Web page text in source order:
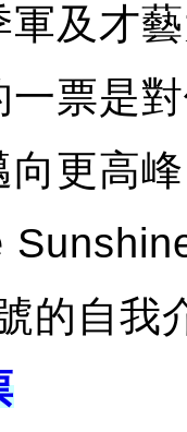
軍及才
一票是
更高
的自我